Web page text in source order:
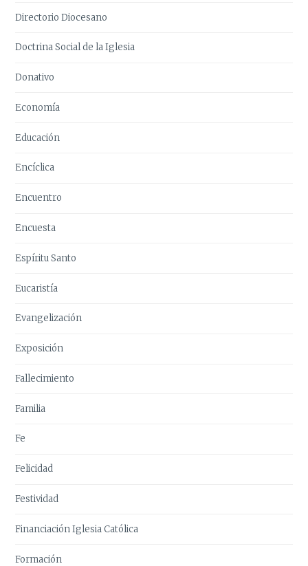
Directorio Diocesano
Doctrina Social de la Iglesia
Donativo
Economía
Educación
Encíclica
Encuentro
Encuesta
Espíritu Santo
Eucaristía
Evangelización
Exposición
Fallecimiento
Familia
Fe
Felicidad
Festividad
Financiación Iglesia Católica
Formación